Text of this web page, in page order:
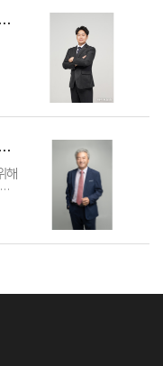
[라이브뉴스] 법무법인 프런티어, 기업전문자문 역량으로 기업법무 시장서 전문 로펌으로 평가
[글로벌에픽] 법무법인 프런티어, 기업자문 역량 강화를 위해 오태근 전문위원 영입… 경영·재무·투자 자문 시…
해